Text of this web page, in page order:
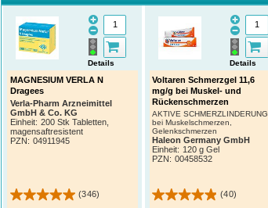
MAGNESIUM VERLA N
Dragees
Verla-Pharm Arzneimittel
GmbH & Co. KG
Einheit: 200 Stk Tabletten,
magensaftresistent
PZN: 04911945
Details
(346)
Voltaren Schmerzgel 11,6
mg/g bei Muskel- und
Rückenschmerzen
AKTIVE SCHMERZLINDERUNG
bei Muskelschmerzen,
Gelenkschmerzen
Haleon Germany GmbH
Einheit: 120 g Gel
PZN: 00458532
Details
(40)